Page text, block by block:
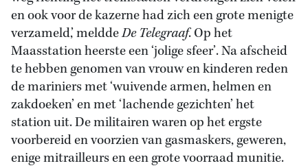
en ook voor de kazerne had zich een grote menigte
verzameld,’ melddeDe Telegraaf. Op het
Maasstation heerste een ‘jolige sfeer’. Na afscheid
te hebben genomen van vrouw en kinderen reden
de mariniers met ‘wuivende armen, helmen en
zakdoeken’ en met ‘lachende gezichten’ het
station uit. De militairen waren op het ergste
voorbereid en voorzien van gasmaskers, geweren,
enige mitrailleurs en een grote voorraad munitie.